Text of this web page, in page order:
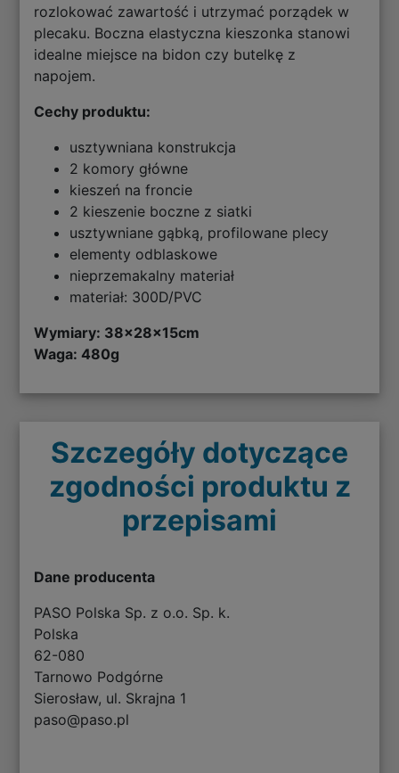
rozlokować zawartość i utrzymać porządek w
plecaku. Boczna elastyczna kieszonka stanowi
idealne miejsce na bidon czy butelkę z
napojem.
Cechy produktu:
usztywniana konstrukcja
2 komory główne
kieszeń na froncie
2 kieszenie boczne z siatki
usztywniane gąbką, profilowane plecy
elementy odblaskowe
nieprzemakalny materiał
materiał: 300D/PVC
Wymiary: 38x28x15cm
Waga: 480g
Szczegóły dotyczące
zgodności produktu z
przepisami
Dane producenta
PASO Polska Sp. z o.o. Sp. k.
Polska
62-080
Tarnowo Podgórne
Sierosław, ul. Skrajna 1
paso@paso.pl